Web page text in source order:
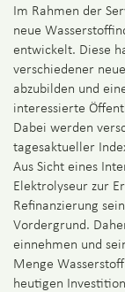
Im Rahmen der
neue
entwickelt. Diese
verschiedener
abzubilden und
interessierte
Dabei werden
tagesaktueller
Aus Sicht eines
Elektrolyseur zur
Refinanzierung
Vordergrund.
einnehmen und
Menge
heutigen